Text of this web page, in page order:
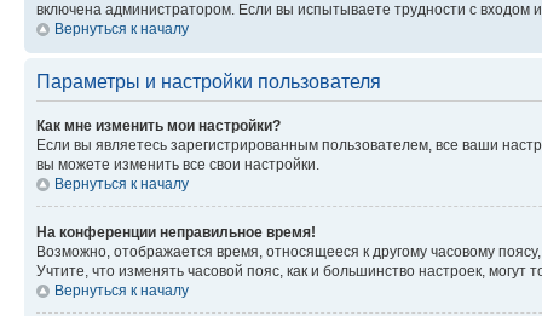
включена администратором. Если вы испытываете трудности с
Вернуться к началу
Параметры и настройки пользователя
Как мне изменить мои настройки?
Если вы являетесь зарегистрированным пользователем, все ваши
вы можете изменить все свои настройки.
Вернуться к началу
На конференции неправильное время!
Возможно, отображается время, относящееся к другому часовому
Учтите, что изменять часовой пояс, как и большинство настроек,
Вернуться к началу